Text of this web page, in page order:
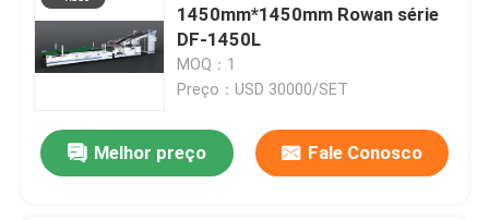
1450mm*1450mm Rowan série
DF-1450L
MOQ：1
Preço：USD 30000/SET
Melhor preço Fale Conosco